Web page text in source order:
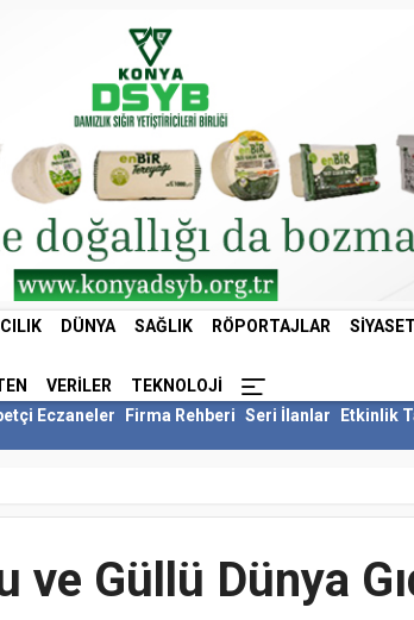
DÜNYA SAĞLIK RÖPORTAJLAR SIYASET
VERILER
TEKNOLOJI
Eczaneler Firma Rehberi Seri İlanlar
Etkinlik
ve Güllü Dünya